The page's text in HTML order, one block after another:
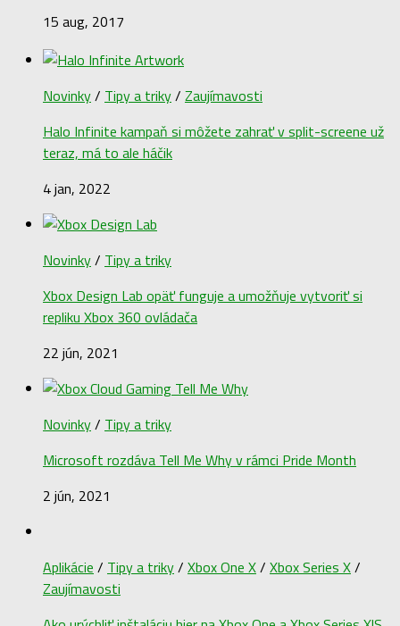
15 aug, 2017
Novinky/ Tipy a triky/ Zaujímavosti
Halo Infinite kampaň si môžete zahrať v split-screene už
teraz, má to ale háčik
4 jan, 2022
Novinky/ Tipy a triky
Xbox Design Lab opäť funguje a umožňuje vytvoriť si
repliku Xbox 360 ovládača
22 jún, 2021
Novinky/ Tipy a triky
Microsoft rozdáva Tell Me Why v rámci Pride Month
2 jún, 2021
Aplikácie / Tipy a triky/ Xbox One X/ Xbox Series X/
Zaujímavosti